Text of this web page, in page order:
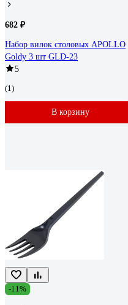
682 ₽
Набор вилок столовых APOLLO
Goldy 3 шт GLD-23
5
(1)
В корзину
-11%